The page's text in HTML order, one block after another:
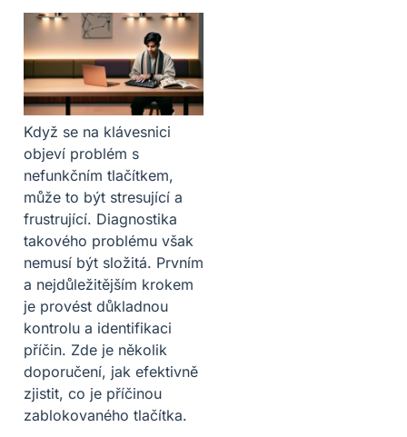
Když se na klávesnici
objeví problém s
nefunkčním tlačítkem,
může to být stresující a
frustrující. Diagnostika
takového problému však
nemusí být složitá. Prvním
a nejdůležitějším krokem
je provést důkladnou
kontrolu a identifikaci
příčin. Zde je několik
doporučení, jak efektivně
zjistit, co je příčinou
zablokovaného tlačítka.